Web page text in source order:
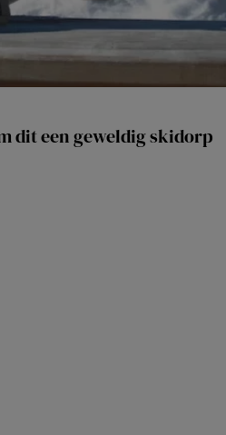
dit een geweldig skidorp